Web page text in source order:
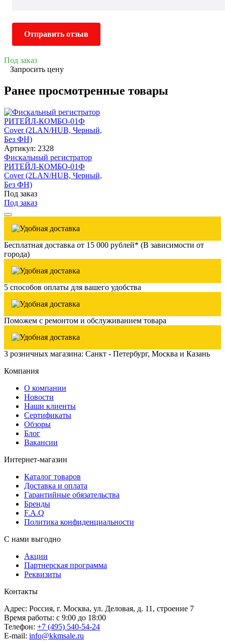
Отправить отзыв
Под заказ
Запросить цену
Ранее просмотренные товары
Артикул: 2328
Фискальный регистратор
РИТЕЙЛ-КОМБО-01Ф
Cover (2LAN/HUB, Черный,
Без ФН)
Под заказ
Под заказ
Бесплатная доставка от 15 000 рублей* (В зависимости от
города)
5 способов оплаты для вашего удобства
Поможем с ремонтом и обслуживанием товара
3 розничных магазина: Санкт - Петербург, Москва и Казань
Компания
О компании
Новости
Наши клиенты
Сертификаты
Обзоры
Блог
Вакансии
Интернет-магазин
Каталог товаров
Доставка и оплата
Гарантийные обязательства
Бренды
F.A.Q
Политика конфиденциальности
С нами выгодно
Акции
Партнерская программа
Реквизиты
Контакты
Адрес: Россия, г. Москва, ул. Деловая, д. 11, строение 7
Время работы: с 9:00 до 18:00
Телефон: +7 (495) 540-54-24
E-mail: info@kkmsale.ru